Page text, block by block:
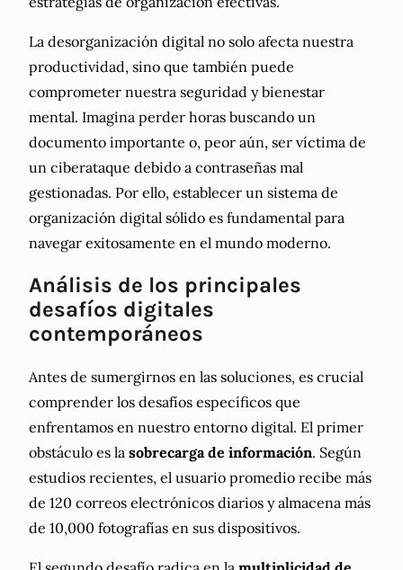
La desorganización digital no solo afecta nuestra
productividad, sino que también puede
comprometer nuestra seguridad y bienestar
mental. Imagina perder horas buscando un
documento importante o, peor aún, ser víctima de
un ciberataque debido a contraseñas mal
gestionadas. Por ello, establecer un sistema de
organización digital sólido es fundamental para
navegar exitosamente en el mundo moderno.
Análisis de los principales
desafíos digitales
contemporáneos
Antes de sumergirnos en las soluciones, es crucial
comprender los desafíos específicos que
enfrentamos en nuestro entorno digital. El primer
obstáculo es la sobrecarga de información. Según
estudios recientes, el usuario promedio recibe más
de 120 correos electrónicos diarios y almacena más
de 10,000 fotografías en sus dispositivos.